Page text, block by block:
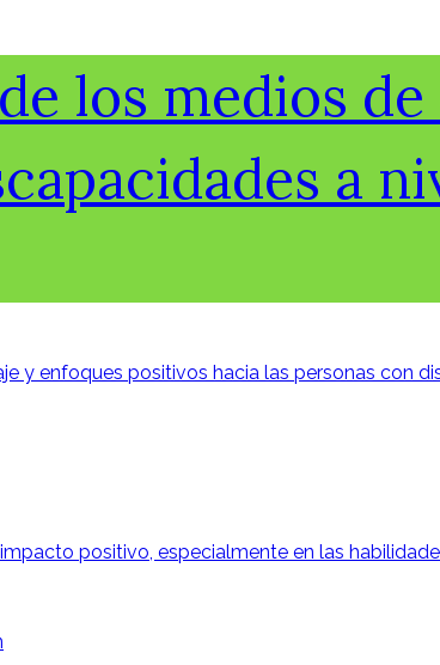
los medios
a
y enfoques positivos hacia las personas con
positivo, especialmente en las